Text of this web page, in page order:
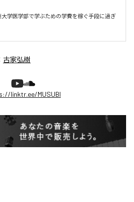
学医学部で学ぶための学費を稼ぐ手段に過ぎ
古家弘樹
linktr.ee/MUSUBI